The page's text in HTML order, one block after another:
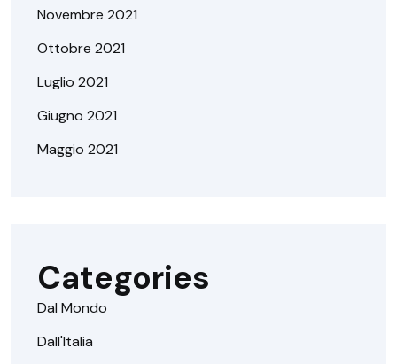
Novembre 2021
Ottobre 2021
Luglio 2021
Giugno 2021
Maggio 2021
Categories
Dal Mondo
Dall'Italia